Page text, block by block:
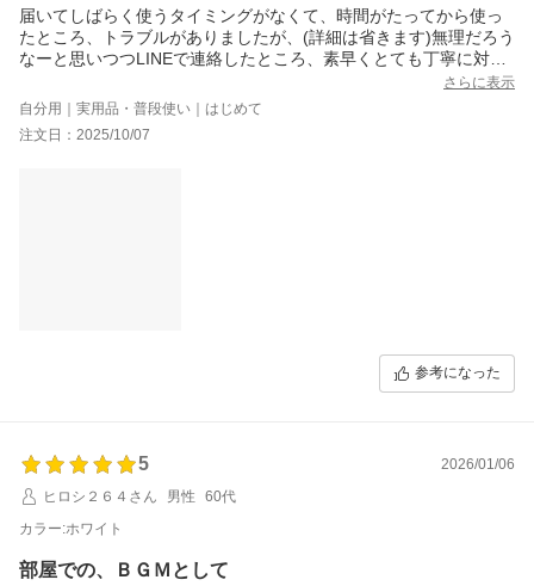
届いてしばらく使うタイミングがなくて、時間がたってから使っ
たところ、トラブルがありましたが、(詳細は省きます)無理だろう
なーと思いつつLINEで連絡したところ、素早くとても丁寧に対応
商品は音もよく持ち運びも便利ですし、とても重宝しています。
友だちにもオススメしました！
さらに表示
自分用｜実用品・普段使い｜はじめて
注文日：2025/10/07
参考になった
5
2026/01/06
ヒロシ２６４さん
男性
60代
カラー:ホワイト
部屋での、ＢＧＭとして